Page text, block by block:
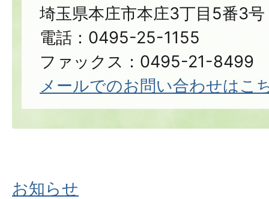
埼玉県本庄市本庄3丁目5番3号
電話：0495-25-1155
ファックス：0495-21-8499
メールでのお問い合わせはこ
お知らせ